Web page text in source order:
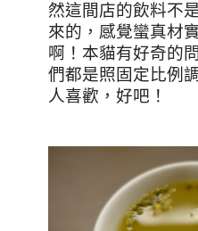
然這間店的飲料不
來的，感覺蠻真材
啊！本貓有好奇的
們都是照固定比例
人喜歡，好吧！